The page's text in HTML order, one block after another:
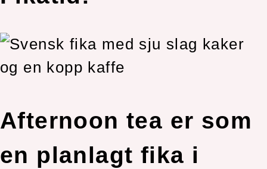
Afternoon tea er som
en planlagt fika i